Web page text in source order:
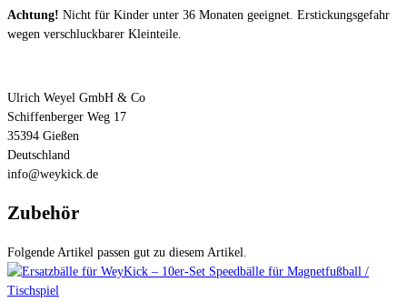
Achtung! Nicht für Kinder unter 36 Monaten geeignet. Erstickungsgefahr
wegen verschluckbarer Kleinteile.
Ulrich Weyel GmbH & Co
Schiffenberger Weg 17
35394 Gießen
Deutschland
info@weykick.de
Zubehör
Folgende Artikel passen gut zu diesem Artikel.